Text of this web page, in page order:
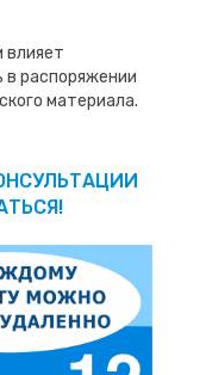
влияет
в распоряжении
материала.